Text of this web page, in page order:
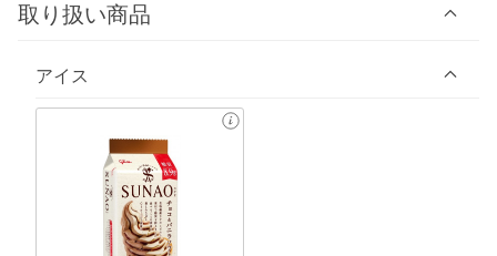
取り扱い商品
アイス